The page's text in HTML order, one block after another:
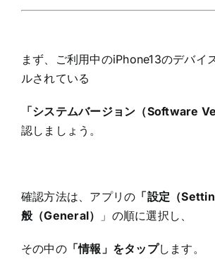
まず、ご利用中のiPhone13のデバイ
ルされている
「システムバージョン（Software
認しましょう。
確認方法は、アプリの 「設定（
般（General）
」の順に選択し、
その中の「情報」をタップします。